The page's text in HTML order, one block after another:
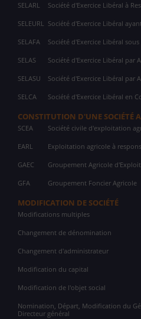
SELARL Société d'Exercice Libéral à
SELEURL Société d'Exercice Libéral
SELAFA Société d'Exercice Libéral
SELAS Société d'Exercice Libéral par
SELASU Société d'Exercice Libéral par
SELCA Société d'Exercice Libéral en
CONSTITUTION D'UNE SOCIÉTÉ
SCEA Société civile d'exploitation
EARL Exploitation agricole à
GAEC Groupement Agricole
GFA Groupement Foncier Agricole
MODIFICATION DE SOCIÉTÉ
Modifications multiples
Changement de dénomination
Changement d'administrateur
Modification du capital
Modification de l'objet social
Nomination, Départ, Modification du
Directeur général